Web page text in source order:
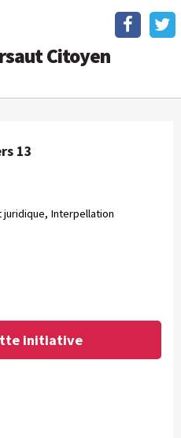
Citoyen
13
juridique, Interpellation
initiative